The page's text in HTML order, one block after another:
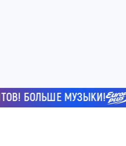
БОЛЬШЕ МУЗЫКИ!